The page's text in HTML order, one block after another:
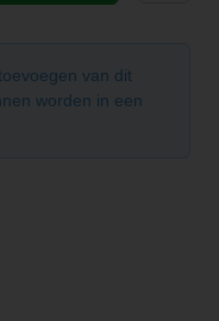
van dit
worden in een